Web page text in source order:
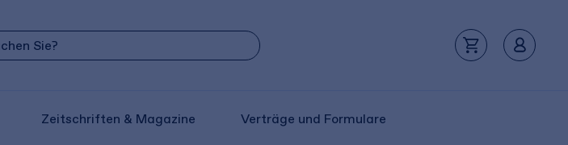
Zeitschriften & Magazine Verträge und Formulare